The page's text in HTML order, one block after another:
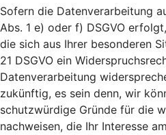
Sofern die Datenverarbeitung
Abs. 1 e) oder f) DSGVO
die sich aus Ihrer besonderen
21 DSGVO ein
Datenverarbeitung
zukünftig, es sein denn, wir
schutzwürdige Gründe für die
nachweisen, die Ihr Interesse